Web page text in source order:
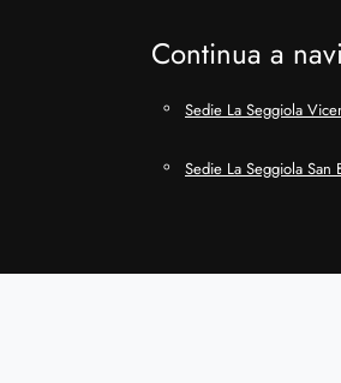
Continua a
Sedie La Seggiola
Sedie La Seggiola San